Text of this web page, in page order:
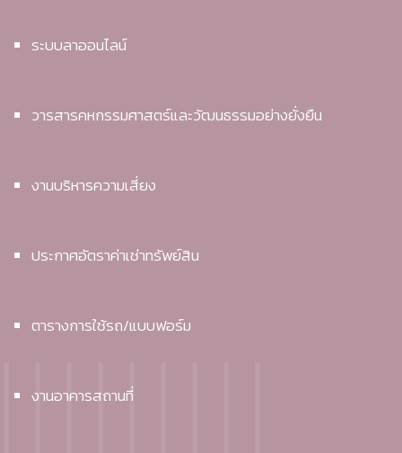
ระบบลาออนไลน์
วารสารคหกรรมศาสตร์และวัฒนธรรมอย่างยั่งยืน
งานบริหารความเสี่ยง
ประกาศอัตราค่าเช่าทรัพย์สิน
ตารางการใช้รถ/แบบฟอร์ม
งานอาคารสถานที่